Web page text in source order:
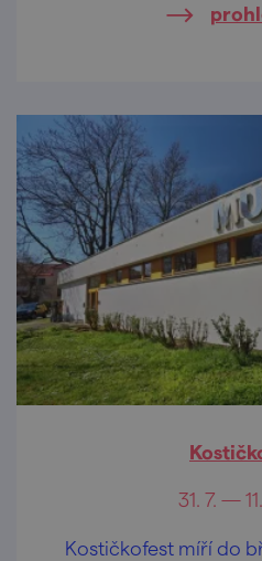
31. 7. —
Kostičkofest míří do